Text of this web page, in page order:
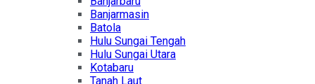
Banjarmasin
Batola
Hulu Sungai Tengah
Hulu Sungai Utara
Kotabaru
Tanah Laut